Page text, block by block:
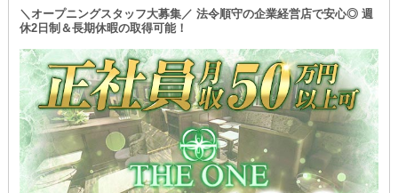
＼オープニングスタッフ大募集／ 法令順守の企業経営店で安心◎ 週
休2日制＆長期休暇の取得可能！